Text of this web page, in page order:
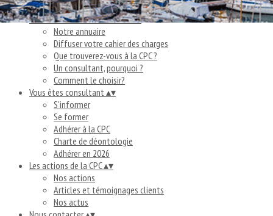
Accueil▴▾
Vous cherchez un consultant▴▾
Notre annuaire
Diffuser votre cahier des charges
Que trouverez-vous à la CPC ?
Un consultant, pourquoi ?
Comment le choisir?
Vous êtes consultant ▴▾
S'informer
Se former
Adhérer à la CPC
Charte de déontologie
Adhérer en 2026
Les actions de la CPC▴▾
Nos actions
Articles et témoignages clients
Nos actus